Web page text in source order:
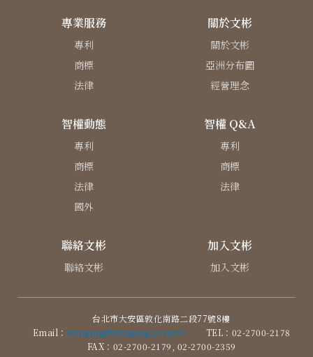
專業服務
專利
商標
法律
關於文彬
關於文彬
亞洲分布圖
經營理念
智權動態
專利
商標
法律
國外
智權 Q&A
專利
商標
法律
聯絡文彬
聯絡文彬
加入文彬
加入文彬
台北市大安區敦化南路二段77號8樓
Email： wenping@wenping.com.tw
TEL：02-2700-2178
FAX：02-2700-2179, 02-2700-2359